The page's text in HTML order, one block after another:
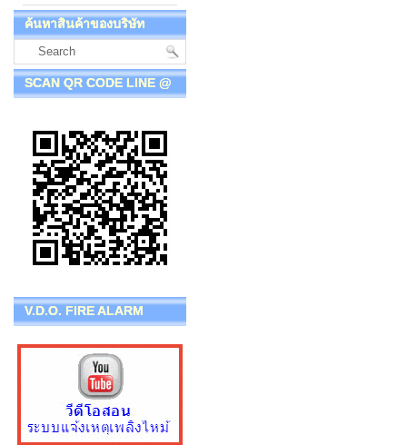
ค้นหาสินค้าของบริษัท
SCAN QR CODE LINE @
V.D.O. FIRE ALARM